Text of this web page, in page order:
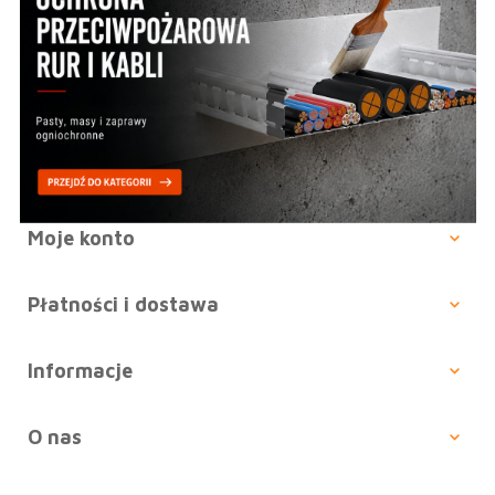
Moje konto
Płatności i dostawa
Informacje
O nas